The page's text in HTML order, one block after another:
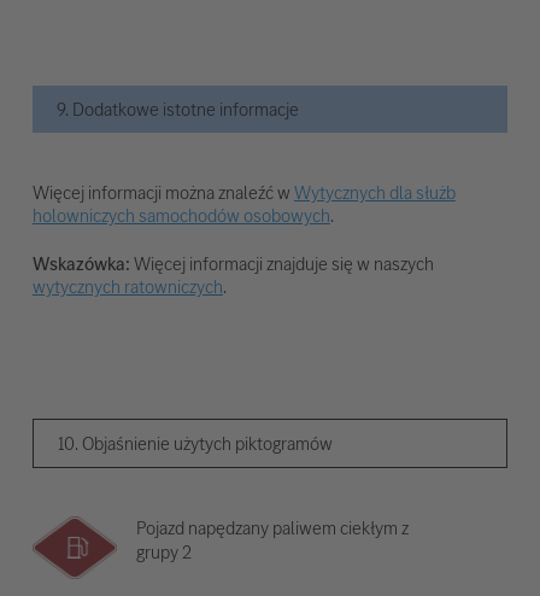
9. Dodatkowe istotne informacje
Więcej informacji można znaleźć wWytycznych dla służb
holowniczych samochodów osobowych.
Wskazówka:Więcej informacji znajduje się w naszych
wytycznych ratowniczych.
10. Objaśnienie użytych piktogramów
Pojazd napędzany paliwem ciekłym z
grupy 2